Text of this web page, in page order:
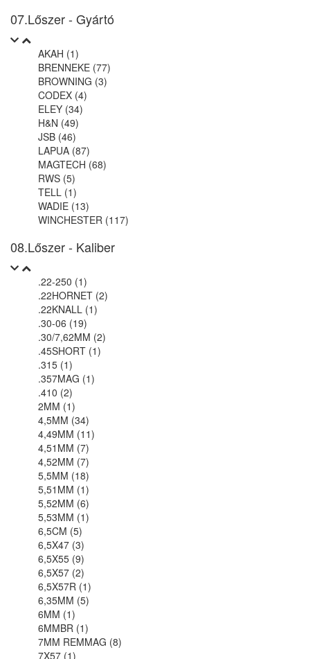
07.Lőszer - Gyártó
AKAH (1)
BRENNEKE (77)
BROWNING (3)
CODEX (4)
ELEY (34)
H&N (49)
JSB (46)
LAPUA (87)
MAGTECH (68)
RWS (5)
TELL (1)
WADIE (13)
WINCHESTER (117)
08.Lőszer - Kaliber
.22-250 (1)
.22HORNET (2)
.22KNALL (1)
.30-06 (19)
.30/7,62MM (2)
.45SHORT (1)
.315 (1)
.357MAG (1)
.410 (2)
2MM (1)
4,5MM (34)
4,49MM (11)
4,51MM (7)
4,52MM (7)
5,5MM (18)
5,51MM (1)
5,52MM (6)
5,53MM (1)
6,5CM (5)
6,5X47 (3)
6,5X55 (9)
6,5X57 (2)
6,5X57R (1)
6,35MM (5)
6MM (1)
6MMBR (1)
7MM REMMAG (8)
7X57 (1)